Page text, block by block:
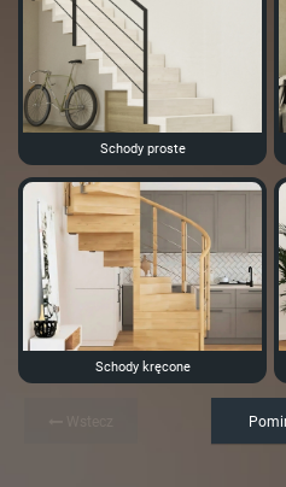
Schody proste
Schody kręcone